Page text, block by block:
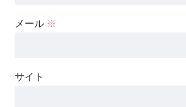
メール ※
サイト